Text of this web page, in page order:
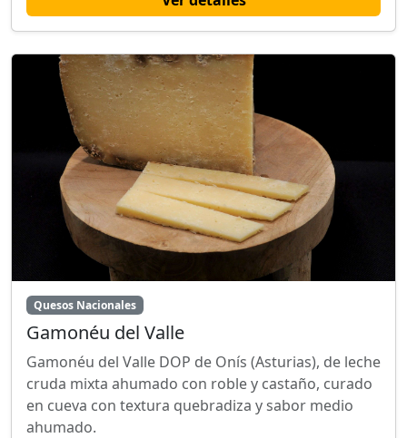
Quesos Nacionales
Gamonéu del Valle
Gamonéu del Valle DOP de Onís (Asturias), de leche
cruda mixta ahumado con roble y castaño, curado
en cueva con textura quebradiza y sabor medio
ahumado.